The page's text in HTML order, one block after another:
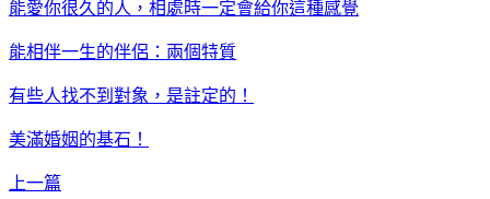
能愛你很久的人，相處時一定會給你這種感覺
能相伴一生的伴侶：兩個特質
有些人找不到對象，是註定的！
美滿婚姻的基石！
上一篇